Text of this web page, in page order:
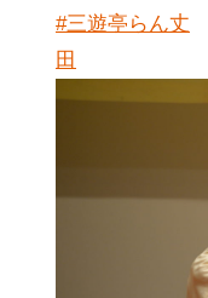
#三遊亭らん丈
田